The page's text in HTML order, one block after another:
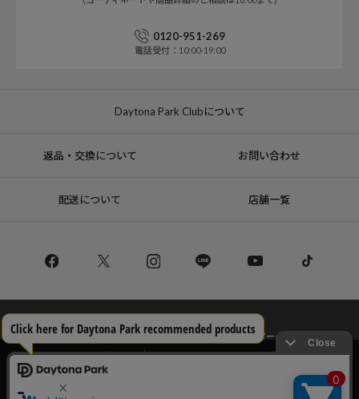
0120-951-269
電話受付：10:00-19:00
Daytona Park Clubについて
返品・交換について お問い合わせ
配送について 店舗一覧
コーポレートサイト リクルート
サステナブルマークについて
プライバシーポリシー
特定商取引法・古物営業法に基づく表記
当サイトでは利用体験の向上およびコンテンツの最適な提供、トラフィック
の分析を目的としてCookieを使用しています。